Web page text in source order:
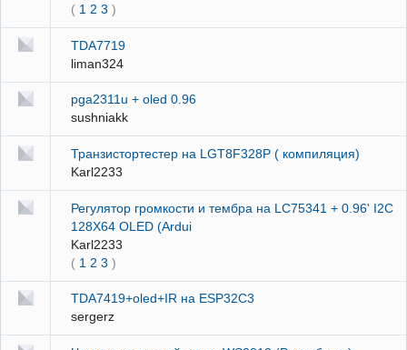
( 1 2 3 )
TDA7719
liman324
pga2311u + oled 0.96
sushniakk
Транзистортестер на LGT8F328P ( компиляция)
Karl2233
Регулятор громкости и тембра на LC75341 + 0.96' I2C
128X64 OLED (Ardui
Karl2233
( 1 2 3 )
TDA7419+oled+IR на ESP32C3
sergerz